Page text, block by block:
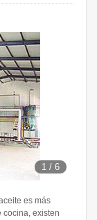
1 /6
es más
cocina, existen